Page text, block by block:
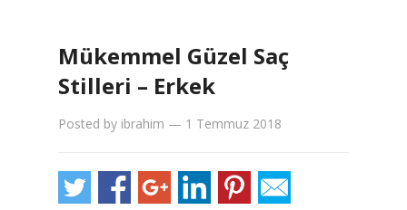
Mükemmel Güzel Saç
Stilleri – Erkek
Posted by ibrahim — 1 Temmuz 2018